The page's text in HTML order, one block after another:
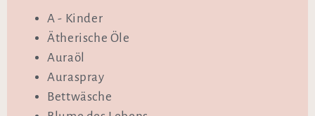
A - Kinder
Ätherische Öle
Auraöl
Auraspray
Bettwäsche